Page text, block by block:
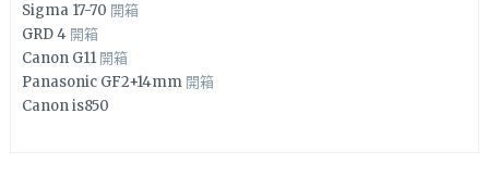
Sigma 17-70 開箱
GRD 4 開箱
Canon G11 開箱
Panasonic GF2+14mm 開箱
Canon is850